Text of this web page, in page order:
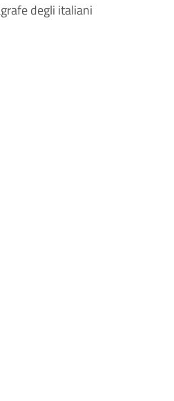
degli italiani